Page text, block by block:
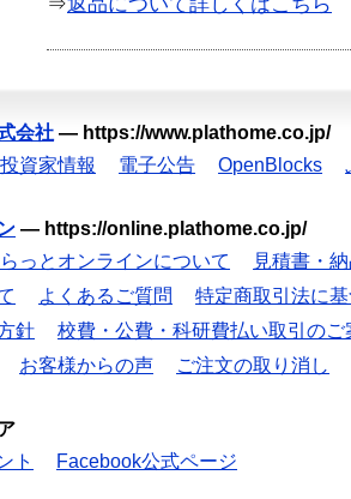
⇒返品について詳しくはこちら
会社 — https://www.plathome.co.jp/
資家情報 電子公告 OpenBlocks
— https://online.plathome.co.jp/
っとオンラインについて
見積書・
よくあるご質問
特定商取引法に
針
校費・公費・科研費払い取引のご
お客様からの声 ご注文の取り消し
ト
Facebook公式ページ